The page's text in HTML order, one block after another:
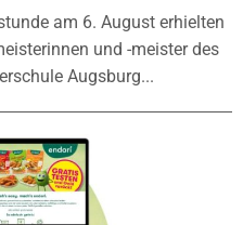
am 6. August erhielten
und -meister des
Augsburg...